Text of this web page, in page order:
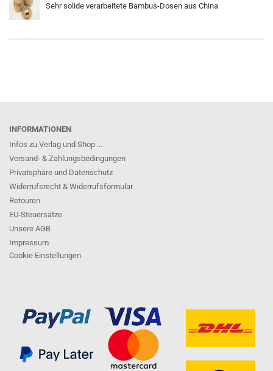
Sehr solide verarbeitete Bambus-Dosen aus China
INFORMATIONEN
Infos zu Verlag und Shop ...
Versand- & Zahlungsbedingungen
Privatsphäre und Datenschutz
Widerrufsrecht & Widerrufsformular
Retouren
EU-Steuersätze
Unsere AGB
Impressum
Cookie Einstellungen